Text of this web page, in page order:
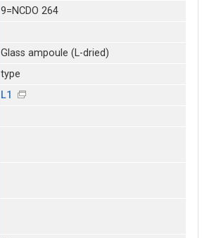
9=NCDO 264
Glass ampoule (L-dried)
type
L1